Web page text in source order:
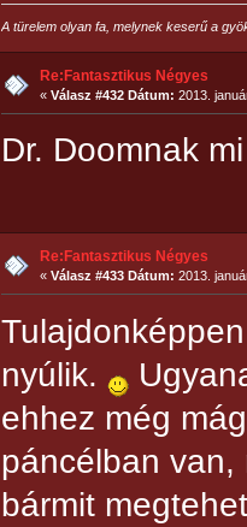
A türelem olyan fa, melynek keserű a
Re:Fantasztikus Négyes
«Válasz #432 Dátum: 2013.
Dr. Doomnak
Re:Fantasztikus Négyes
«Válasz #433 Dátum: 2013.
nyúlik.
ehhez még
páncélban van,
bármit